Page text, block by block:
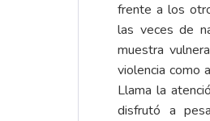
frente a los
las veces de
muestra
violencia como
Llama la
disfrutó a